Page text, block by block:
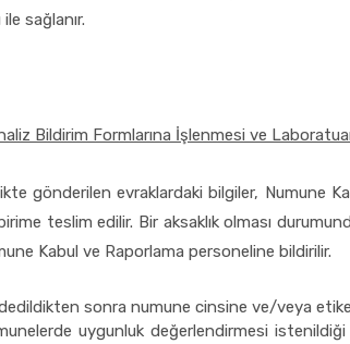
sağlanır.
Bildirim Formlarına İşlenmesi ve
gönderilen evraklardaki bilgiler, Numune
teslim edilir. Bir aksaklık olması
Kabul ve Raporlama personeline bildirilir.
sonra numune cinsine ve/veya
uygunluk değerlendirmesi